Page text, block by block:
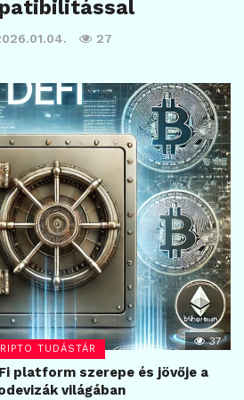
27
TUDÁSTÁR
37
platform szerepe és jövője a
világában